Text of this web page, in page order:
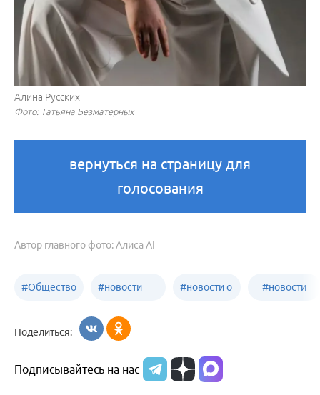
Алина Русских
Фото: Татьяна Безматерных
вернуться на страницу для
голосования
Автор главного фото: Алиса AI
#Общество #новости
образования
#новости о
Алтайского
#новости
Поделиться:
Подписывайтесь на нас